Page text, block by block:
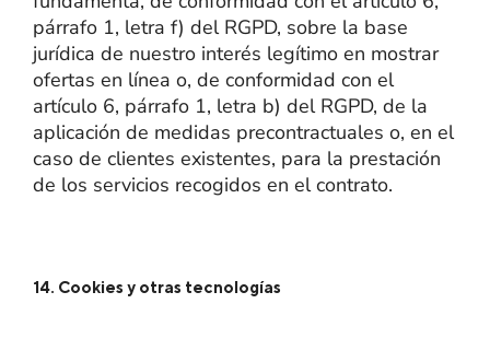
párrafo 1, letra f) del RGPD, sobre la base
jurídica de nuestro interés legítimo en mostrar
ofertas en línea o, de conformidad con el
artículo 6, párrafo 1, letra b) del RGPD, de la
aplicación de medidas precontractuales o, en el
caso de clientes existentes, para la prestación
de los servicios recogidos en el contrato.
14. Cookies y otras tecnologías